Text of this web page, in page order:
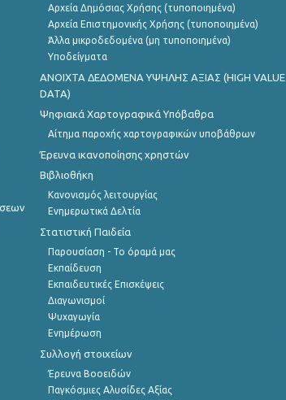
Αρχεία Δημόσιας Χρήσης (τυποποιημένα)
Αρχεία Επιστημονικής Χρήσης (τυποποιημένα)
Άλλα μικροδεδομένα (μη τυποποιημένα)
Υποδείγματα
ANOIXTA ΔΕΔΟΜΕΝΑ ΥΨΗΛΗΣ ΑΞΙΑΣ (HIGH VALUE
DATA)
Ψηφιακά Χαρτογραφικά Υπόβαθρα
Αίτημα παροχής χαρτογραφικών υποβάθρων
Έρευνα ικανοποίησης χρηστών
Βιβλιοθήκη
Κανονισμός λειτουργίας
Ενημερωτικά Δελτία
Στατιστική Παιδεία
Παρουσίαση - Το όραμά μας
Εκπαίδευση
Εκπαιδευτικές Επισκέψεις
Διαγωνισμοί
Ψυχαγωγία
Ενημέρωση
Συλλογή στοιχείων
Έρευνα Βοοειδών
Παγκόσμιες Αλυσίδες Αξίας